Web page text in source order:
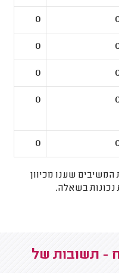
0
0
0
0
0
שענו מכיוון
בשאלה.
- תשובות של